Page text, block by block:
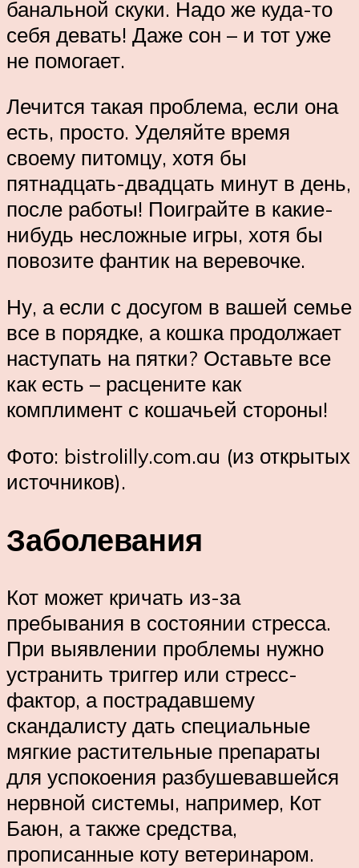
банальной скуки. Надо же куда-то
себя девать! Даже сон – и тот уже
не помогает.
Лечится такая проблема, если она
есть, просто. Уделяйте время
своему питомцу, хотя бы
пятнадцать-двадцать минут в день,
после работы! Поиграйте в какие-
нибудь несложные игры, хотя бы
повозите фантик на веревочке.
Ну, а если с досугом в вашей семье
все в порядке, а кошка продолжает
наступать на пятки? Оставьте все
как есть – расцените как
комплимент с кошачьей стороны!
Фото: bistrolilly.com.au (из открытых
источников).
Заболевания
Кот может кричать из-за
пребывания в состоянии стресса.
При выявлении проблемы нужно
устранить триггер или стресс-
фактор, а пострадавшему
скандалисту дать специальные
мягкие растительные препараты
для успокоения разбушевавшейся
нервной системы, например, Кот
Баюн, а также средства,
прописанные коту ветеринаром.